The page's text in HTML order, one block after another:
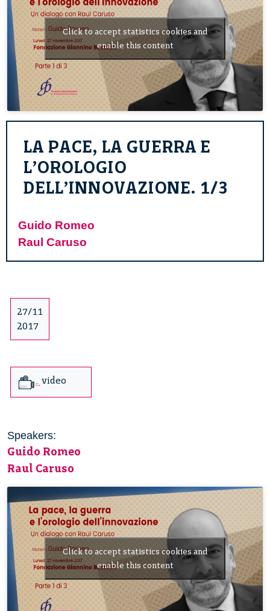
Click to accept statistics cookies and
enable this content
LA PACE, LA GUERRA E
L’OROLOGIO
DELL’INNOVAZIONE. 1/3
Guido Romeo
Raul Caruso
27/11
2017
video
Speakers:
Guido Romeo
Raul Caruso
Click to accept statistics cookies and
enable this content